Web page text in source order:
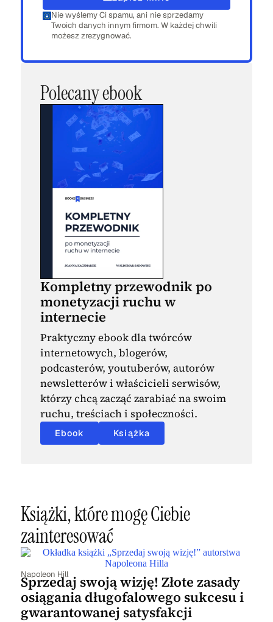
Nie wyślemy Ci spamu, ani nie sprzedamy
Twoich danych innym firmom. W każdej chwili
możesz zrezygnować.
Polecany ebook
Kompletny przewodnik po
monetyzacji ruchu w
internecie
Praktyczny ebook dla twórców
internetowych, blogerów,
podcasterów, youtuberów, autorów
newsletterów i właścicieli serwisów,
którzy chcą zacząć zarabiać na swoim
ruchu, treściach i społeczności.
Ebook Książka
Książki, które mogę Ciebie
zainteresować
Napoleon Hill
Sprzedaj swoją wizję! Złote zasady
osiągania długofalowego sukcesu i
gwarantowanej satysfakcji